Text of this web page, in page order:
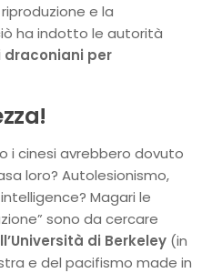
e la
ha indotto le autorità
draconiani per
i cinesi avrebbero dovuto
loro? Autolesionismo,
Magari le
sono da cercare
di Berkeley (in
e del pacifismo made in